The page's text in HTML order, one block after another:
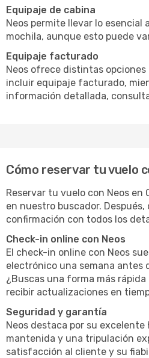
Equipaje de cabina
Neos permite llevar lo esencial
mochila, aunque esto puede
Equipaje facturado
Neos ofrece distintas
incluir equipaje facturado,
información detallada,
Cómo reservar tu vuelo
Reservar tu vuelo con Neos
en nuestro buscador.
confirmación con todos los
Check-in online con Neos
El check-in online con Neos
electrónico una semana antes
¿Buscas una forma más
recibir actualizaciones en
Seguridad y garantía
Neos destaca por su
mantenida y una tripulación
satisfacción al cliente y su